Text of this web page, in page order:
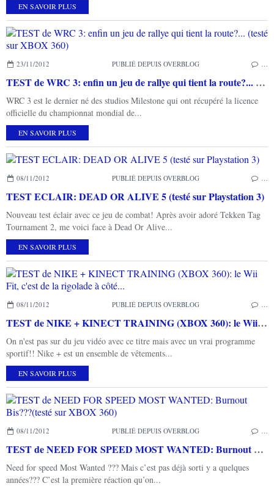
EN SAVOIR PLUS
23/11/2012 PUBLIÉ DEPUIS OVERBLOG
TEST de WRC 3: enfin un jeu de rallye qui tient la route?... (testé sur XBOX 360)
WRC 3 est le dernier né des studios Milestone qui ont récupéré la licence
officielle du championnat mondial de...
EN SAVOIR PLUS
08/11/2012 PUBLIÉ DEPUIS OVERBLOG
TEST ECLAIR: DEAD OR ALIVE 5 (testé sur Playstation 3)
Nouveau test éclair avec ce jeu de combat! Après avoir adoré Tekken Tag
Tournament 2, me voici face à Dead Or Alive...
EN SAVOIR PLUS
08/11/2012 PUBLIÉ DEPUIS OVERBLOG
TEST de NIKE + KINECT TRAINING (XBOX 360): le Wii Fit, c'est de la rigolade à côté...
On n'est pas sur du jeu vidéo avec ce titre mais avec un vrai programme
sportif!! Nike + est un ensemble de vêtements...
EN SAVOIR PLUS
08/11/2012 PUBLIÉ DEPUIS OVERBLOG
TEST de NEED FOR SPEED MOST WANTED: Burnout Bis???(testé sur XBOX 360)
Need for speed Most Wanted ??? Mais c’est pas déjà sorti y a quelques
années??? C’est la première réaction qu’on...